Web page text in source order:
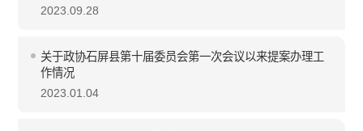
2023.09.28
关于政协石屏县第十届委员会第一次会议以来提案办理工
作情况
2023.01.04